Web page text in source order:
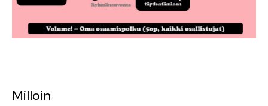
Milloin